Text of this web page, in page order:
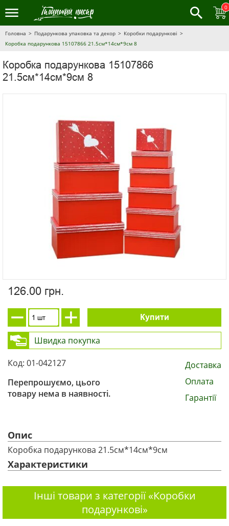
0
Головна Подарункова упаковка та декор
Коробки подарункові
Коробка подарункова 15107866 21.5см*14см*9см 8
Коробка подарункова 15107866
21.5см*14см*9см 8
126.00 грн.
Купити
Швидка покупка
Код: 01-042127
Перепрошуємо, цього
товару нема в наявності.
Доставка
Оплата
Гарантії
Опис
Коробка подарункова 21.5см*14см*9см
Характеристики
Інші товари з категорії «Коробки
подарункові»